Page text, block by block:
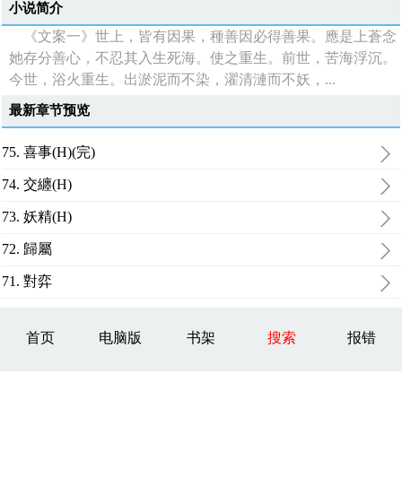
小说简介
《文案一》世上，皆有因果，種善因必得善果。應是上蒼念
她存分善心，不忍其入生死海。使之重生。前世，苦海浮沉。
今世，浴火重生。出淤泥而不染，濯清漣而不妖，...
最新章节预览
75. 喜事(H)(完)
74. 交纏(H)
73. 妖精(H)
72. 歸屬
71. 對弈
首页 电脑版 书架 搜索 报错